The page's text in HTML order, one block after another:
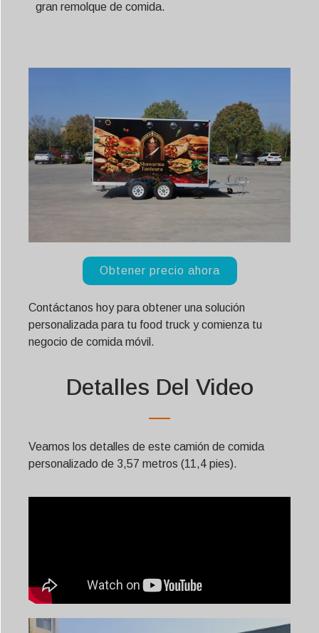
gran remolque de comida.
Obtener precio ahora
Contáctanos hoy para obtener una solución
personalizada para tu food truck y comienza tu
negocio de comida móvil.
Detalles Del Video
Veamos los detalles de este camión de comida
personalizado de 3,57 metros (11,4 pies).